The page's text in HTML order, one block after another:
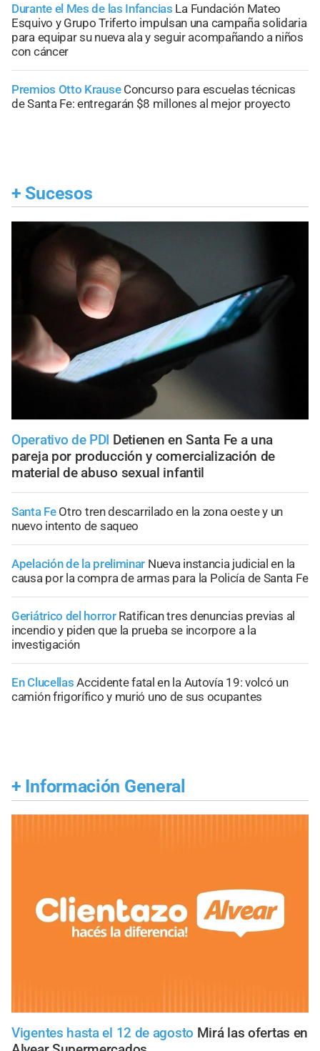
Durante el Mes de las Infancias La Fundación Mateo
Esquivo y Grupo Triferto impulsan una campaña solidaria
para equipar su nueva ala y seguir acompañando a niños
con cáncer
Premios Otto Krause Concurso para escuelas técnicas
de Santa Fe: entregarán $8 millones al mejor proyecto
+ Sucesos
Operativo de PDI Detienen en Santa Fe a una
pareja por producción y comercialización de
material de abuso sexual infantil
Santa Fe Otro tren descarrilado en la zona oeste y un
nuevo intento de saqueo
Apelación de la preliminar Nueva instancia judicial en la
causa por la compra de armas para la Policía de Santa Fe
Geriátrico del horror Ratifican tres denuncias previas al
incendio y piden que la prueba se incorpore a la
investigación
En Clucellas Accidente fatal en la Autovía 19: volcó un
camión frigorífico y murió uno de sus ocupantes
+ Información General
Vigentes hasta el 12 de agosto Mirá las ofertas en